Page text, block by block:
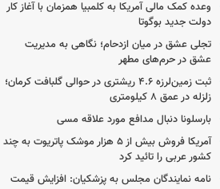
وعده کمک مالی آمریکا به کلمبیا همزمان با آغاز کار
دولت جدید بوگوتا
تجلی عشق در میان ازدحام؛ نگاهی به مدیریت
عشق در حرم‌های مطهر
ثبت زمین‌لرزه ۴.۶ ریشتری در حوالی گلبافت کرمان؛
زلزله در عمق ۸ کیلومتری
بارسلونا دنبال مدافع مورد علاقه مسی
آمریکا فروش بیش از ۵ هزار موشک پاتریوت به چند
کشور عربی را تائید کرد
نامه نمایندگان مجلس به پزشکیان: افزایش قیمت